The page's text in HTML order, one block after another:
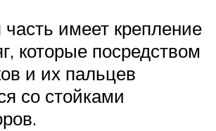
имеет крепление
которые посредством
и их пальцев
со стойками